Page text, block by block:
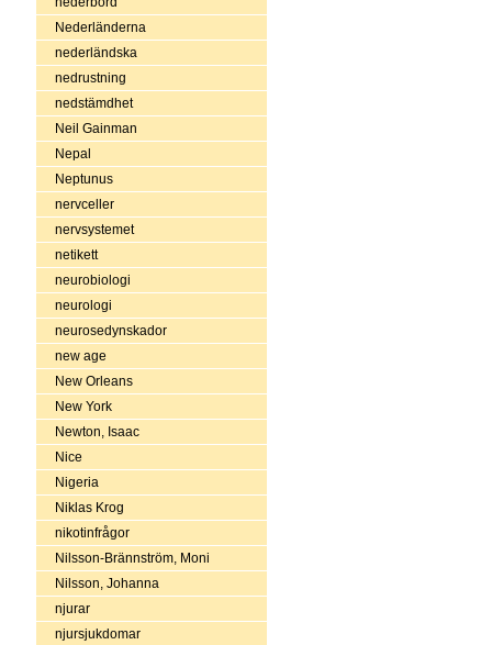
Nederländerna
nederländska
nedrustning
nedstämdhet
Neil Gainman
Nepal
Neptunus
nervceller
nervsystemet
netikett
neurobiologi
neurologi
neurosedynskador
new age
New Orleans
New York
Newton, Isaac
Nice
Nigeria
Niklas Krog
nikotinfrågor
Nilsson-Brännström, Moni
Nilsson, Johanna
njurar
njursjukdomar